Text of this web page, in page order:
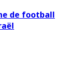
de football